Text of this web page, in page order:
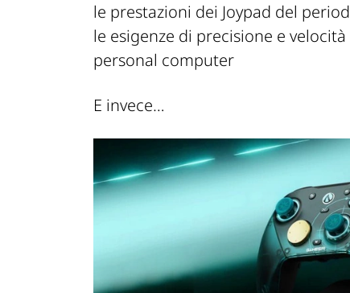
le prestazioni dei Joypad del
le esigenze di precisione e
personal computer
E invece…